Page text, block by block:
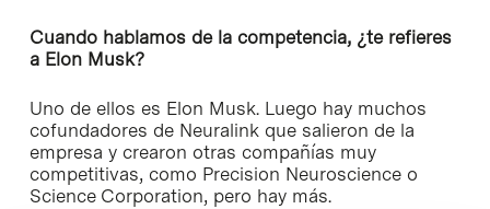
Cuando hablamos de la competencia, ¿te refieres
a Elon Musk?
Uno de ellos es Elon Musk. Luego hay muchos
cofundadores de Neuralink que salieron de la
empresa y crearon otras compañías muy
competitivas, como Precision Neuroscience o
Science Corporation, pero hay más.